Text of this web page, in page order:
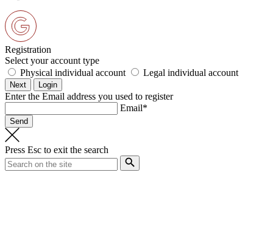
Registration
Select your account type
Physical individual account
Legal individual account
Enter the Email address you used to register
Email*
Press Esc to exit the search